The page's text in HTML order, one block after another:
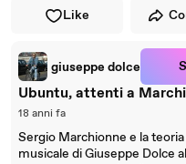
Like
giuseppe dolce
Ubuntu, attenti a
18 anni fa
Sergio Marchionne e la
musicale di Giuseppe Dolce